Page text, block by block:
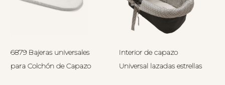
6879 Bajeras universales
para Colchón de Capazo
Interior de capazo
Universal lazadas estrellas